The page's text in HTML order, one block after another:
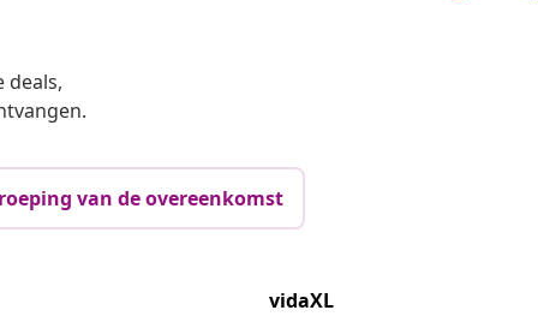
deals,
van de overeenkomst
vidaXL